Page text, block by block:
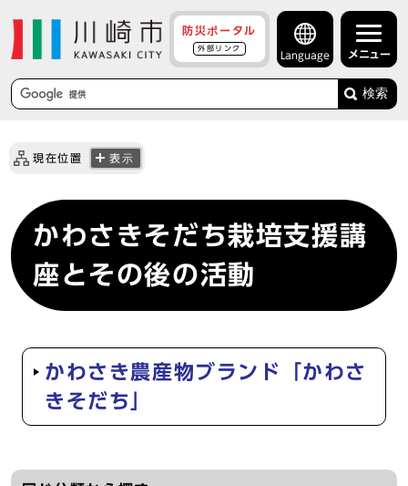
防災ポータル
外部リンク
Language メニュー
検索
現在位置 表示
かわさきそだち栽培支援講
座とその後の活動
かわさき農産物ブランド「かわさ
きそだち」